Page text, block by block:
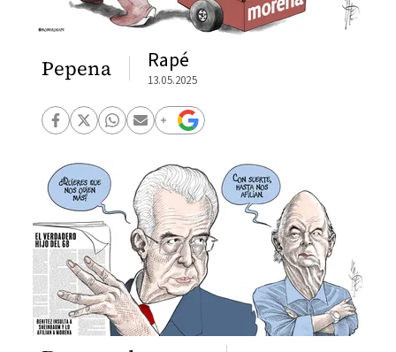
Pepena Rapé
13.05.2025